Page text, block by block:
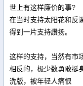
世上有这样廉价的事?
在当时支持太阳花和反
得到一片支持讚扬。
这样的支持，当然有市
相反的，极少数勇敢挺
洗版，被年轻人痛恨